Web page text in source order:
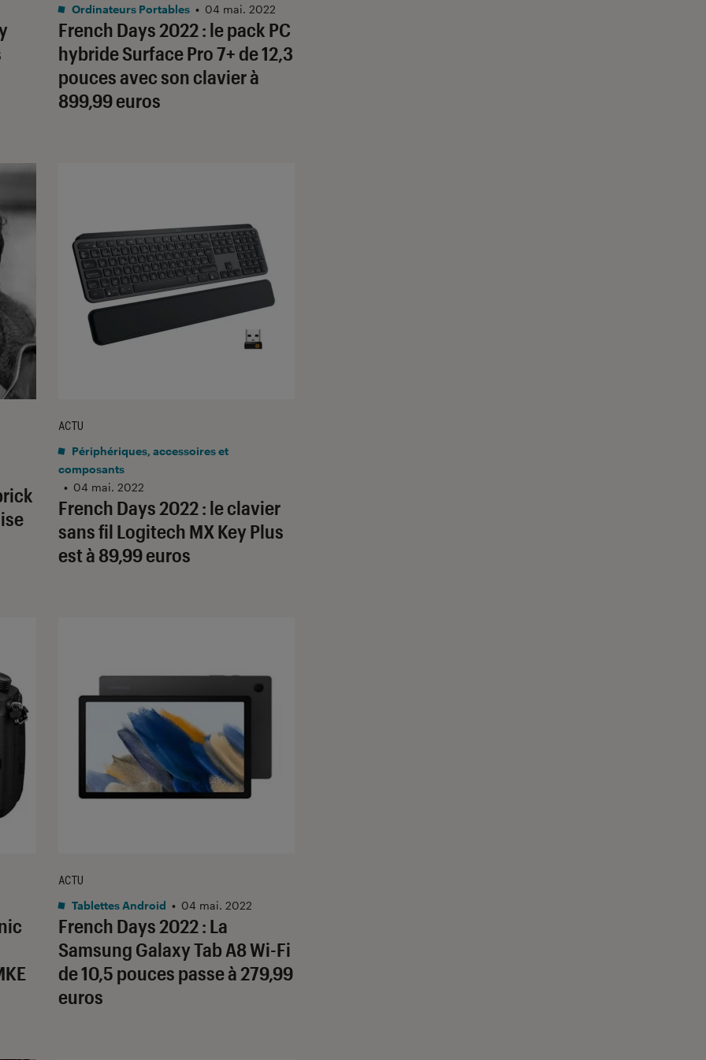
French Days 2022 : le pack PC
hybride Surface Pro 7+ de 12,3
pouces avec son clavier à
899,99 euros
Ordinateurs Portables • 04 mai. 2022
French Days 2022 : le clavier
sans fil Logitech MX Key Plus
est à 89,99 euros
ACTU
Périphériques, accessoires et
composants
• 04 mai. 2022
French Days 2022 : La
Samsung Galaxy Tab A8 Wi-Fi
de 10,5 pouces passe à 279,99
euros
ACTU
Tablettes Android • 04 mai. 2022